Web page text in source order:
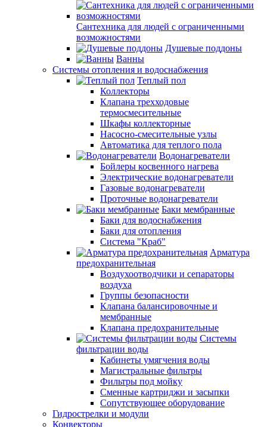
Сантехника для людей с ограниченными
возможностями
Душевые поддоны
Ванны
Системы отопления и водоснабжения
Теплый пол
Коллекторы
Клапана трехходовые
термосмесительные
Шкафы коллекторные
Насосно-смесительные узлы
Автоматика для теплого пола
Водонагреватели
Бойлеры косвенного нагрева
Электрические водонагреватели
Газовые водонагреватели
Проточные водонагреватели
Баки мембранные
Баки для водоснабжения
Баки для отопления
Система "Краб"
Арматура
предохранительная
Воздухоотводчики и сепараторы
воздуха
Группы безопасности
Клапана балансировочные и
мембранные
Клапана предохранительные
Системы
фильтрации воды
Кабинеты умягчения воды
Магистральные фильтры
Фильтры под мойку
Сменные картриджи и засыпки
Сопутствующее оборудование
Гидрострелки и модули
Конвекторы